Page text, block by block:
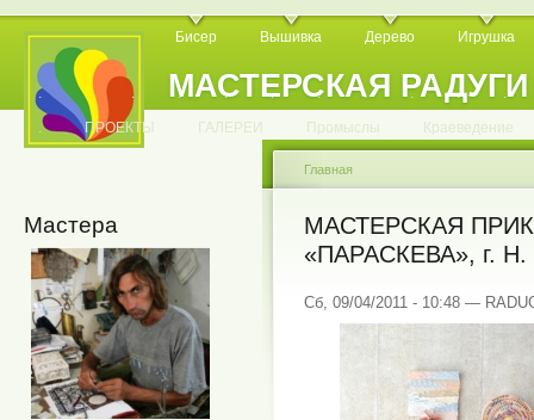
МАСТЕРСКАЯ РАДУГИ
Бисер Вышивка Дерево Игрушка
. . . . . . . . . . .
. ПРОЕКТЫ ГАЛЕРЕИ Промыслы Краеведение
Мастера
Главная
МАСТЕРСКАЯ
«ПАРАСКЕВА», г.
Сб, 09/04/2011 - 10:48 —